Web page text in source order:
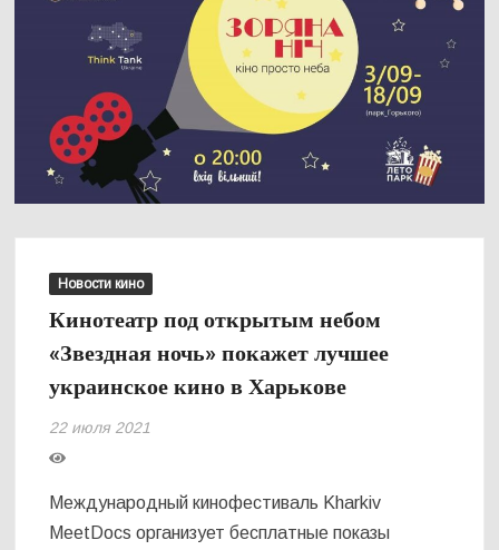
Новости кино
Кинотеатр под открытым небом
«Звездная ночь» покажет лучшее
украинское кино в Харькове
22 июля 2021
Международный кинофестиваль Kharkiv
MeetDocs организует бесплатные показы